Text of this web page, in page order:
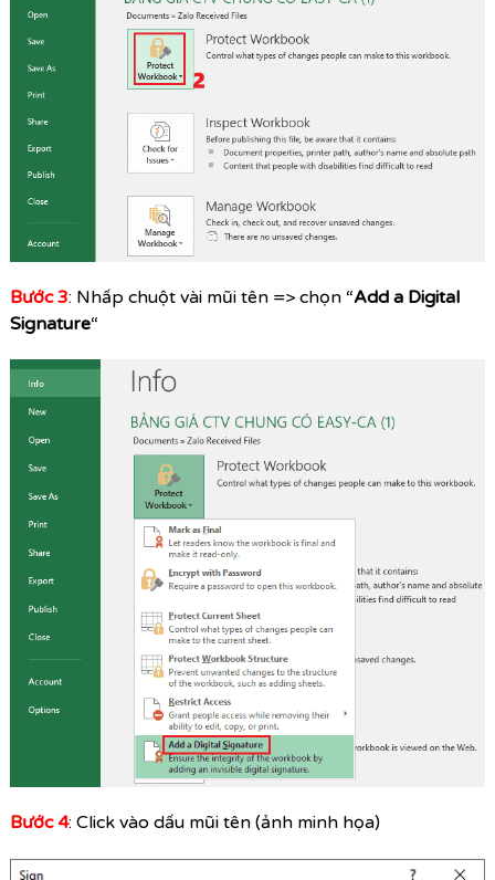
Bước 3: Nhấp chuột vài mũi tên => chọn “Add a Digital
Signature“
Bước 4: Click vào dấu mũi tên (ảnh minh họa)